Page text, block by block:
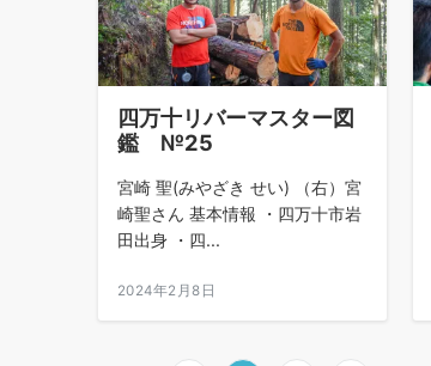
四万十リバーマスター図
鑑 №25
宮崎 聖(みやざき せい) （右）宮
崎聖さん 基本情報 ・四万十市岩
田出身 ・四...
2024年2月8日